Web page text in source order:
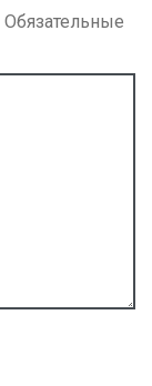
Обязательные